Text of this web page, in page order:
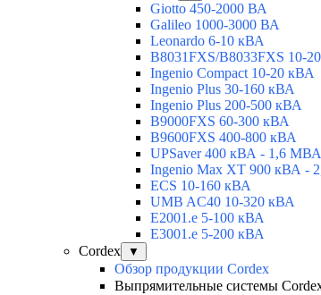
Giotto 450-2000 ВА
Galileo 1000-3000 ВА
Leonardo 6-10 кВА
B8031FXS/B8033FXS 10-
Ingenio Compact 10-20 кВА
Ingenio Plus 30-160 кВА
Ingenio Plus 200-500 кВА
B9000FXS 60-300 кВА
B9600FXS 400-800 кВА
UPSaver 400 кВА - 1,6 МВА
Ingenio Max XT 900 кВА -
ECS 10-160 кВА
UMB AC40 10-320 кВА
E2001.e 5-100 кВА
E3001.e 5-200 кВА
Cordex
▼
Обзор продукции Cordex
Выпрямительные системы